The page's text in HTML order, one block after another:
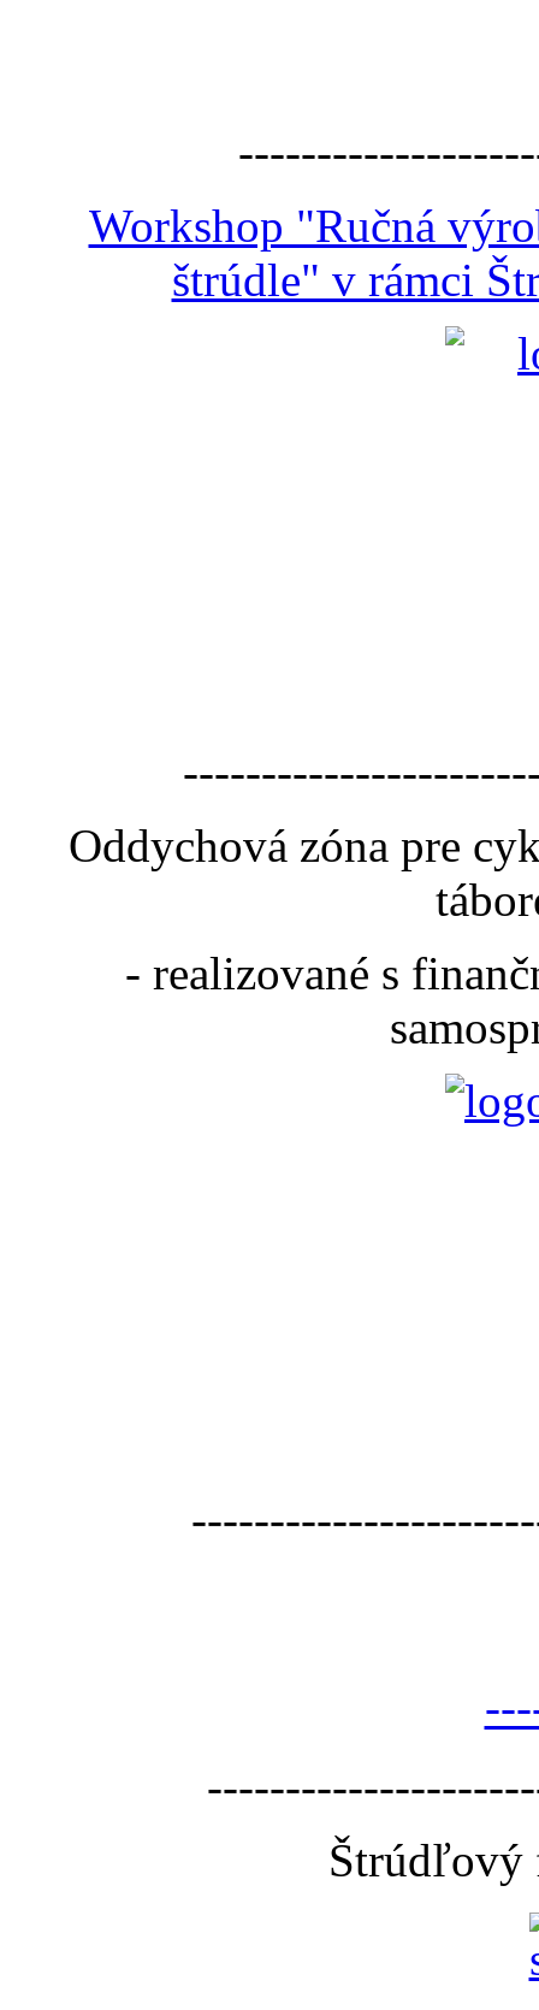
Workshop "Ručná
štrúdle" v rámci
Oddychová zóna pre
- realizované s
Štrúdľový